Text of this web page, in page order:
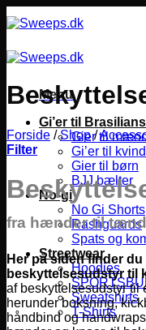
til
Menu
Gi’er til
Gier til
Gi’er til
Gier til børn
BJJ bælter
No-gi
No Gi Shorts
Rashguards
Spats og
Streetwear
Hoodies
Sweatshirts
T-Shirts
Forside / Shop /
Filter
fra hænder til
Her på siden finder
beskyttelsesudstyr til
af beskyttelsesudstyr
herunder boksning,
håndbind og